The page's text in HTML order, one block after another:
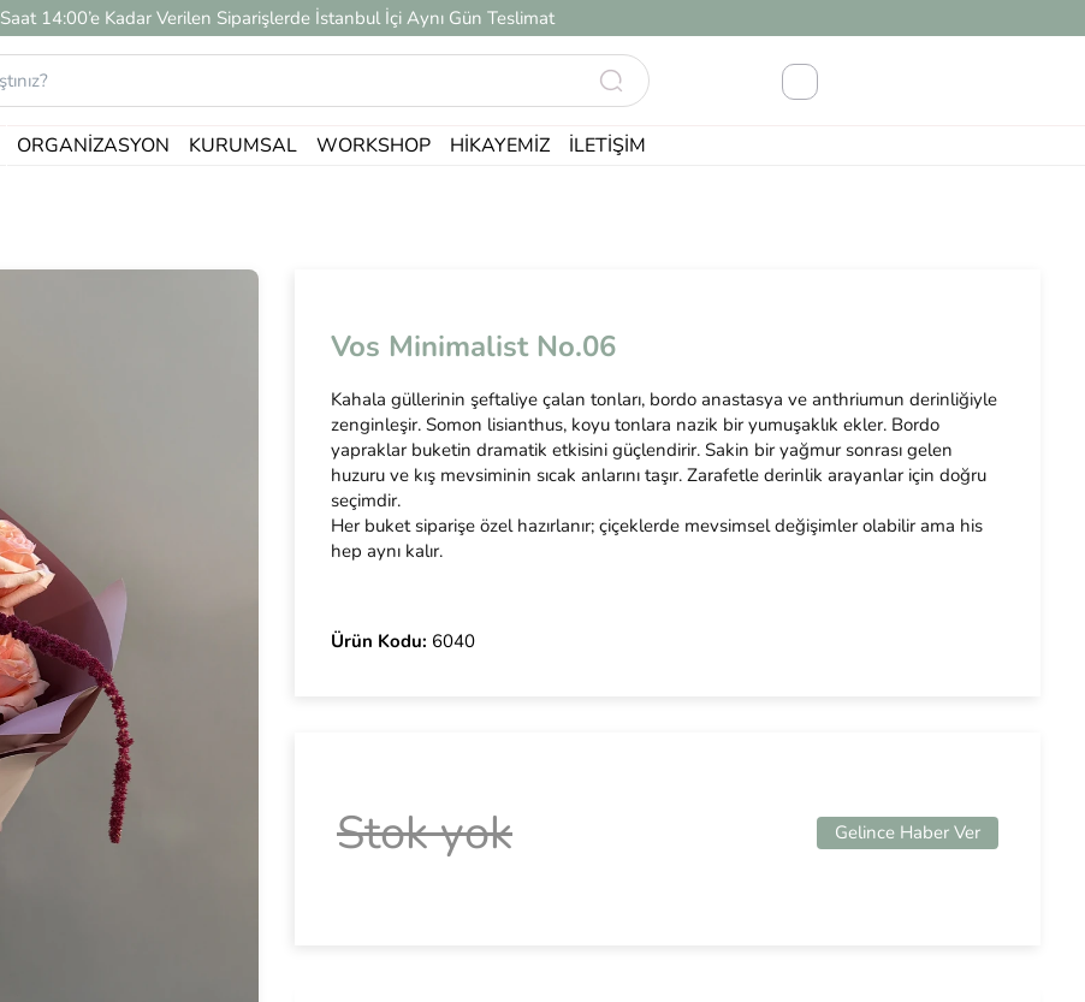
Saat 14:00’e Kadar Verilen Siparişlerde İstanbul İçi Aynı Gün Teslimat
ORGANIZASYON KURUMSAL WORKSHOP HIKAYEMIZ İLETIŞIM
Vos Minimalist No.06
Kahala güllerinin şeftaliye çalan tonları, bordo anastasya ve anthriumun derinliğiyle
zenginleşir. Somon lisianthus, koyu tonlara nazik bir yumuşaklık ekler. Bordo
yapraklar buketin dramatik etkisini güçlendirir. Sakin bir yağmur sonrası gelen
huzuru ve kış mevsiminin sıcak anlarını taşır. Zarafetle derinlik arayanlar için doğru
seçimdir.
Her buket siparişe özel hazırlanır; çiçeklerde mevsimsel değişimler olabilir ama his
hep aynı kalır.
Ürün Kodu: 6040
Stok yok Gelince Haber Ver